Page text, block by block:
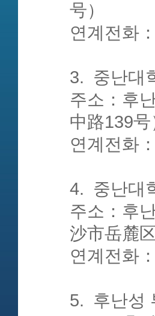
号）
연계전화
3. 중난대
주소：후
中路139号
연계전화
4. 중난대
주소：후
沙市岳麓
연계전화
5. 후난성